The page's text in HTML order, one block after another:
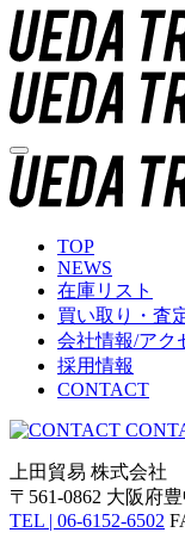
TOP
NEWS
在庫リスト
買い取り・査
会社情報/アク
採用情報
CONTACT
上田貿易 株式会社
〒561-0862 大阪府
TEL | 06-6152-6502